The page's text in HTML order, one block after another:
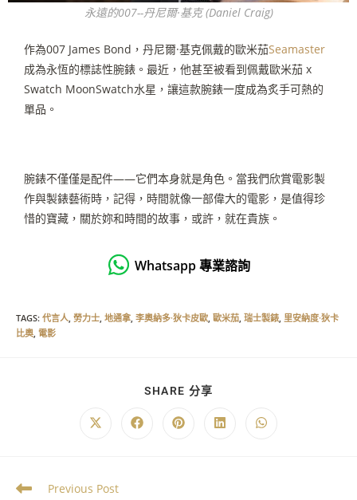
永遠的007--丹尼爾·基克 (Daniel Craig)
作為007 James Bond ，丹尼爾·基克佩戴的歐米茄Seamaster
成為永恆的標誌性腕錶。最近，他甚至被看到佩戴歐米茄 x
Swatch MoonSwatch水星，讓這款腕錶一度成為炙手可熱的
單品。
腕錶不僅僅是配件——它們本身就是角色。當我們欣賞電影製
作與製錶藝術時，記得，時間就像一部偉大的電影，是值得珍
惜的寶藏，關於妳和時間的故事，或許，就在貴族。
Whatsapp 專業諮詢
TAGS: 代言人, 勞力士, 地通拿, 李奧納多·狄卡皮歐, 歐米茄, 瑞士製錶, 里安納度·狄卡
比奧, 電影
SHARE 分享
Previous Post